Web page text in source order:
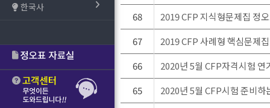
한국사
68
2019 CFP 지식형문제집 정
67
2019 CFP 사례형 핵심문제
66
2020년 5월 CFP자격시험
65
2020년 5월 CFP시험 준비